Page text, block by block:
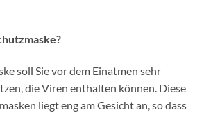
soll Sie vor dem Einatmen sehr
die Viren enthalten können. Diese
liegt eng am Gesicht an, so dass